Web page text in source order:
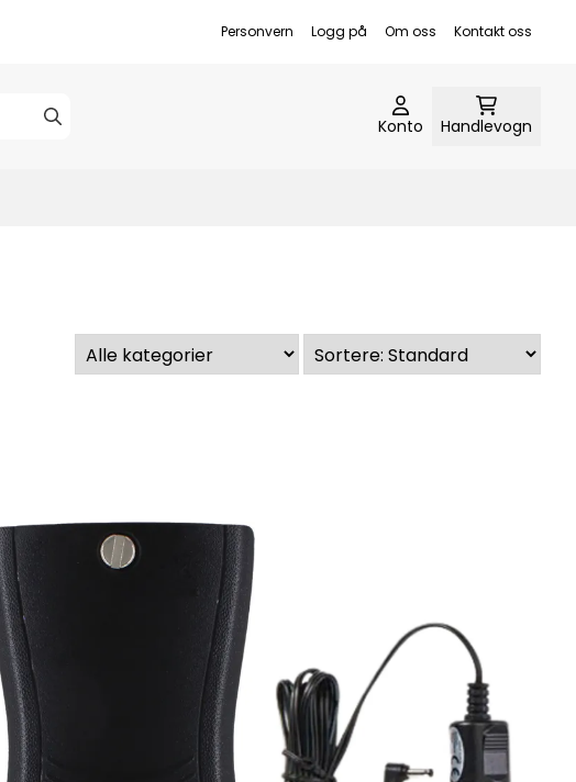
Personvern Logg på Om oss Kontakt oss
Konto Handlevogn